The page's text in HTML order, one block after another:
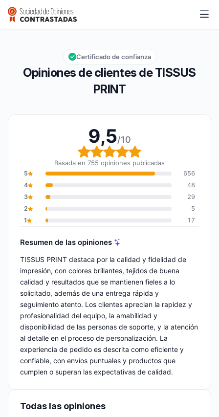
TISSUS PRINT
Calificación global: 9,5 de 10
9,5/10
Opiniones de clientes de TISSUS
PRINT
Certificado de confianza
9,5/10
Calificación global: 9,5
Basada en 755 opiniones publicadas
5
656
4
48
3
29
2
5
1
17
Resumen de las opiniones
TISSUS PRINT destaca por la calidad y fidelidad de
impresión, con colores brillantes, tejidos de buena
calidad y resultados que se mantienen fieles a lo
solicitado, además de una entrega rápida y
seguimiento atento. Los clientes aprecian la rapidez y
profesionalidad del equipo, la amabilidad y
disponibilidad de las personas de soporte, y la atención
al detalle en el proceso de personalización. La
experiencia de pedido es descrita como eficiente y
confiable, con envíos puntuales y productos que
cumplen o superan las expectativas de calidad.
Todas las opiniones